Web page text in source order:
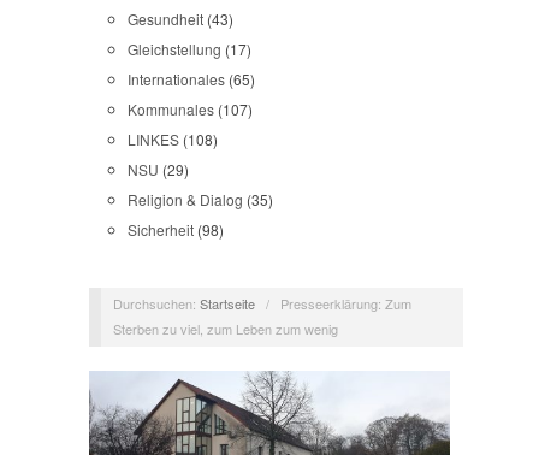
Gesundheit (43)
Gleichstellung (17)
Internationales (65)
Kommunales (107)
LINKES (108)
NSU (29)
Religion & Dialog (35)
Sicherheit (98)
Durchsuchen: Startseite /
Presseerklärung: Zum
Sterben zu viel, zum Leben zum wenig